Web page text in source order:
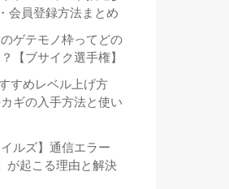
会員登録方法まとめ
のゲテモノ枠ってどの
【ブサイク選手権】
すめレベル上げ方
ギの入手方法と使い
イルズ】通信エラー
が起こる理由と解決